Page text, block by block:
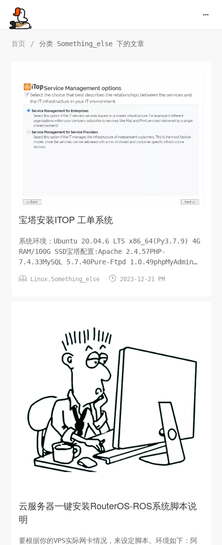
首页 / 分类 Something_else 下的文章
宝塔安装ITOP 工单系统
系统环境：Ubuntu 20.04.6 LTS x86_64(Py3.7.9) 4G
RAM/100G SSD宝塔配置:Apache 2.4.57PHP-
7.4.33MySQL 5.7.40Pure-Ftpd 1.0.49phpMyAdmin
1.fileinfo2.mcrypt3.ldap删除禁用函数：1.pu...
 Linux , Something_else  2023-12-21 PM
云服务器一键安装RouterOS-ROS系统脚本说
明
要根据你的VPS实际网卡情况，来设定脚本。环境如下：阿